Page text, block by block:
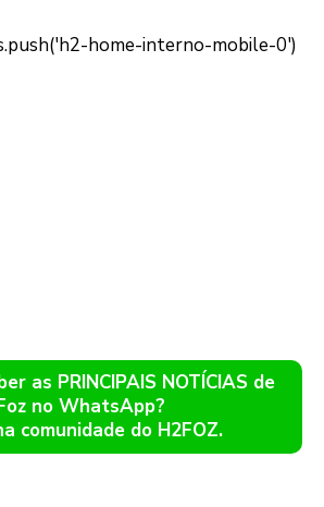
as PRINCIPAIS NOTÍCIAS de
no WhatsApp?
comunidade do H2FOZ.